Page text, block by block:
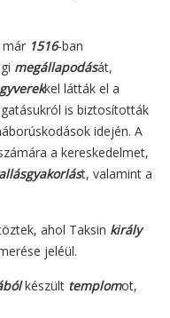
már 1516-ban
megállapodását,
kel látták el a
is biztosították
idején. A
a kereskedelmet,
t, valamint a
ahol Taksin király
jeléül.
készült templomot,